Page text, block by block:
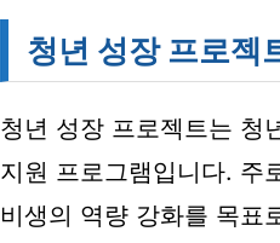
청년 성장 프로젝
청년 성장 프로젝트는 청
지원 프로그램입니다. 주
비생의 역량 강화를 목표